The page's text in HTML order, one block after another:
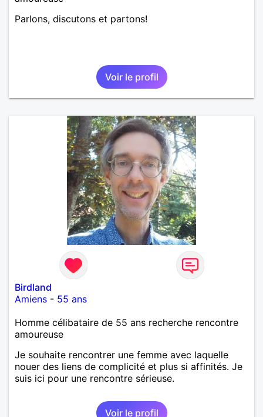
Parlons, discutons et partons!
Voir le profil
Birdland
Amiens - 55 ans
Homme célibataire de 55 ans recherche rencontre
amoureuse
Je souhaite rencontrer une femme avec laquelle
nouer des liens de complicité et plus si affinités. Je
suis ici pour une rencontre sérieuse.
Voir le profil